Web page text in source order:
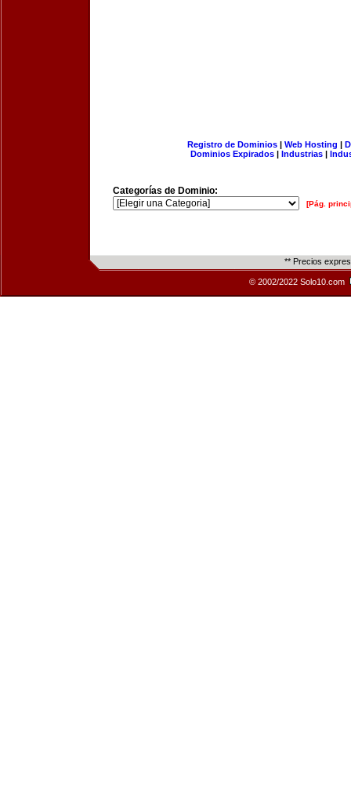
Registro de Dominios| Web Hosting |
Dominios Expirados | Industrias |
Categorías de Dominio:
[Pág.
** Precios
© 2002/2022 Solo10.com